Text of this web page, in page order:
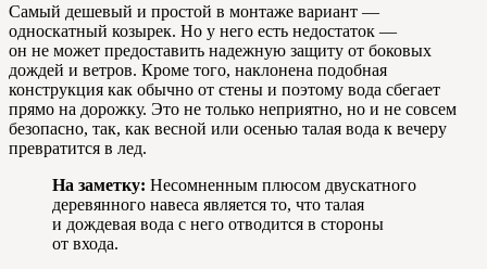
Самый дешевый и простой в монтаже вариант —
односкатный козырек. Но у него есть недостаток —
он не может предоставить надежную защиту от боковых
дождей и ветров. Кроме того, наклонена подобная
конструкция как обычно от стены и поэтому вода сбегает
прямо на дорожку. Это не только неприятно, но и не совсем
безопасно, так, как весной или осенью талая вода к вечеру
превратится в лед.
На заметку: Несомненным плюсом двускатного
деревянного навеса является то, что талая
и дождевая вода с него отводится в стороны
от входа.